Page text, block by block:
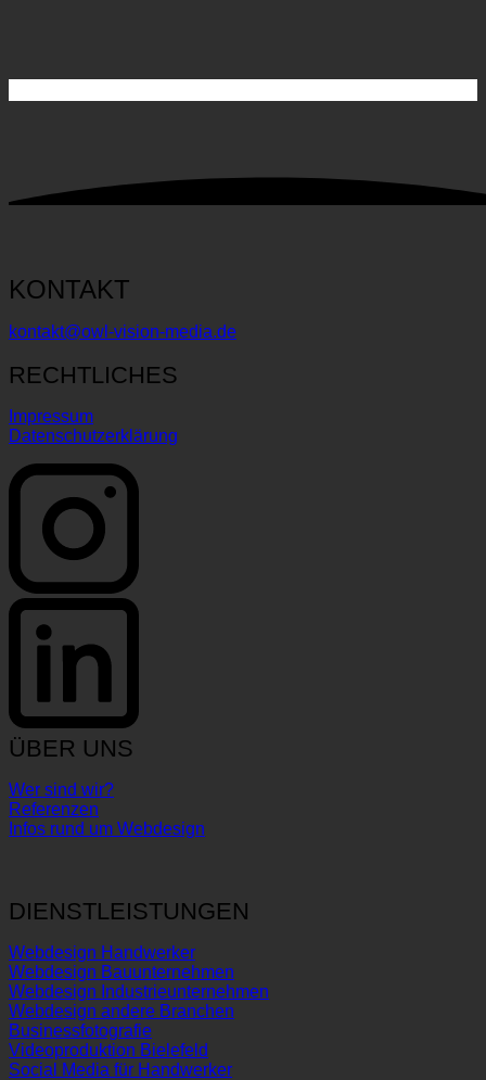
KONTAKT
kontakt@owl-vision-media.de
RECHTLICHES
Impressum
Datenschutzerklärung
ÜBER UNS
Wer sind wir?
Referenzen
Infos rund um Webdesign
DIENSTLEISTUNGEN
Webdesign Handwerker
Webdesign Bauunternehmen
Webdesign Industrieunternehmen
Webdesign andere Branchen
Businessfotografie
Videoproduktion Bielefeld
Social Media für Handwerker